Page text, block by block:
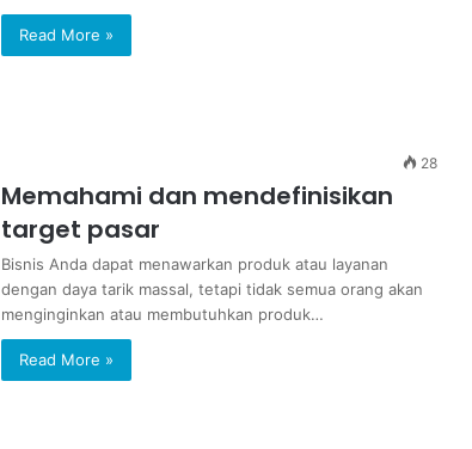
Read More »
28
Memahami dan mendefinisikan
target pasar
Bisnis Anda dapat menawarkan produk atau layanan
dengan daya tarik massal, tetapi tidak semua orang akan
menginginkan atau membutuhkan produk…
Read More »